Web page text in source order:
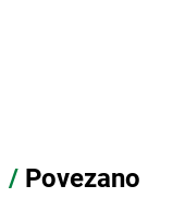
/ Povezano